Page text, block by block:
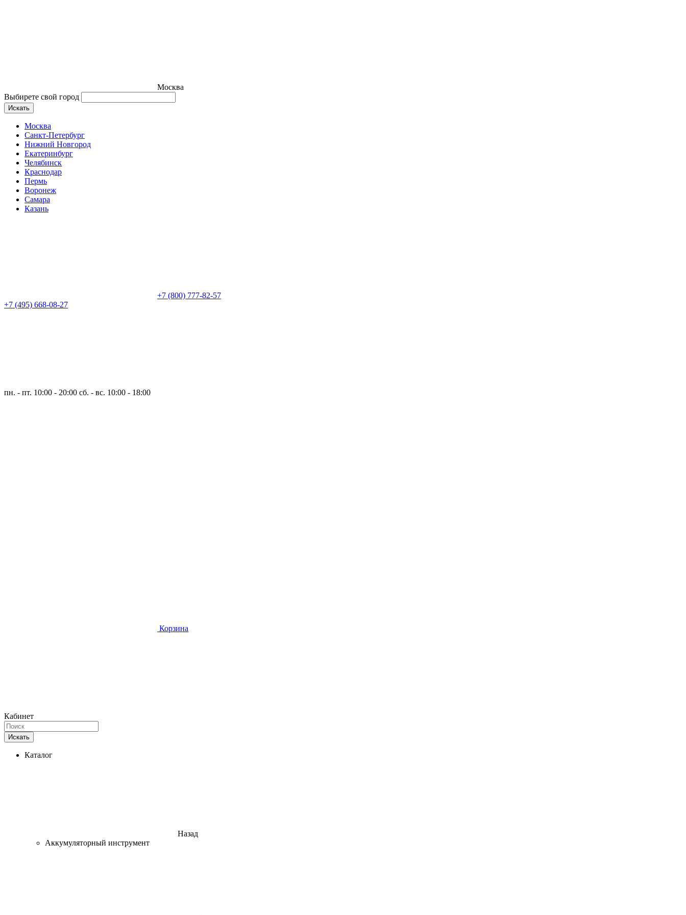
Москва
Выбирете свой город
Искать
Москва
Санкт-Петербург
Нижний Новгород
Екатеринбург
Челябинск
Краснодар
Пермь
Воронеж
Самара
Казань
+7 (800) 777-82-57
+7 (495) 668-08-27
пн. - пт. 10:00 - 20:00 сб. - вс. 10:00 - 18:00
Корзина
Кабинет
Искать
Каталог
Назад
Аккумуляторный инструмент